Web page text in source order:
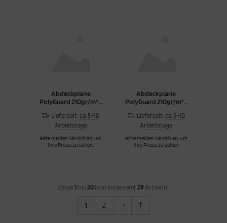
Abdeckplane
PolyGuard 210gr/m² 8
Lieferzeit: ca. 5-10
Arbeitstage
Bitte melden Sie sich an, um
Ihre Preise zu sehen.
Abdeckplane
PolyGuard 210gr/m² 3
Lieferzeit: ca. 5-10
Arbeitstage
Bitte melden Sie sich an, um
Ihre Preise zu sehen.
Zeige1 bis20 (von insgesamt29 Artikeln)
1 2